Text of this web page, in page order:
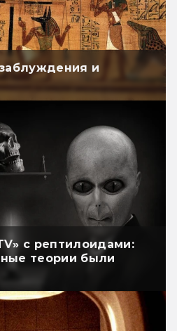
и
с рептилоидами:
теории были